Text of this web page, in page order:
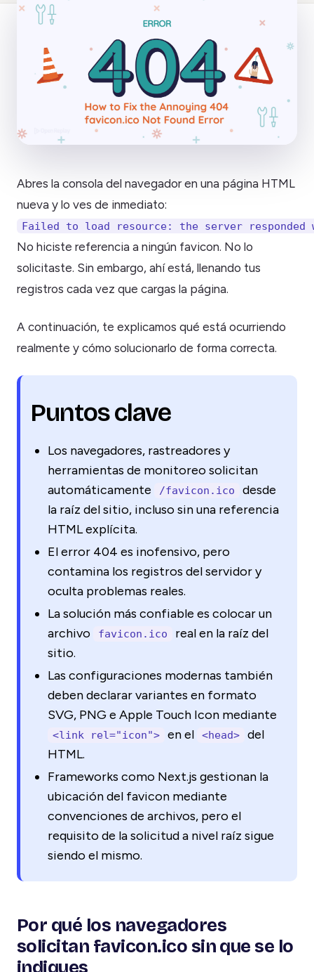
Abres la consola del navegador en una página HTML
nueva y lo ves de inmediato:
Failed to load resource: the server
No hiciste referencia a ningún favicon. No lo
solicitaste. Sin embargo, ahí está, llenando tus
registros cada vez que cargas la página.
A continuación, te explicamos qué está ocurriendo
realmente y cómo solucionarlo de forma correcta.
Puntos clave
Los navegadores, rastreadores y
herramientas de monitoreo solicitan
automáticamente
/favicon.ico
desde
la raíz del sitio, incluso sin una referencia
HTML explícita.
El error 404 es inofensivo, pero
contamina los registros del servidor y
oculta problemas reales.
La solución más confiable es colocar un
archivo
favicon.ico
real en la raíz del
sitio.
Las configuraciones modernas también
deben declarar variantes en formato
SVG, PNG e Apple Touch Icon mediante
<link rel="icon"> en el <head>
del
HTML.
Frameworks como Next.js gestionan la
ubicación del favicon mediante
convenciones de archivos, pero el
requisito de la solicitud a nivel raíz sigue
siendo el mismo.
Por qué los navegadores
solicitan favicon.ico sin que se lo
indiques